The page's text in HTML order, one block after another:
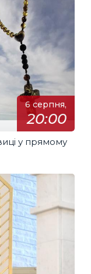
6 серпня,
20:00
у прямому